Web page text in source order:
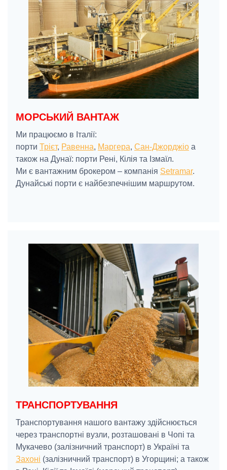
МОРСЬКИЙ ВАНТАЖ
Ми працюємо в Італії:
порти Трієт, Равенна, Маргера, Сан-Джорджіо а
також на Дунаї: порти Рені, Кілія та Ізмаїл.
Ми є вантажним брокером – компанія Setramar.
Дунайські порти є найбезпечнішим маршрутом.
ТРАНСПОРТУВАННЯ
Транспортування нашого вантажу здійснюється
через транспортні вузли, розташовані в Чопі та
Мукачево (залізничний транспорт) в Україні та
Захоні (залізничний транспорт) в Угорщині; а також